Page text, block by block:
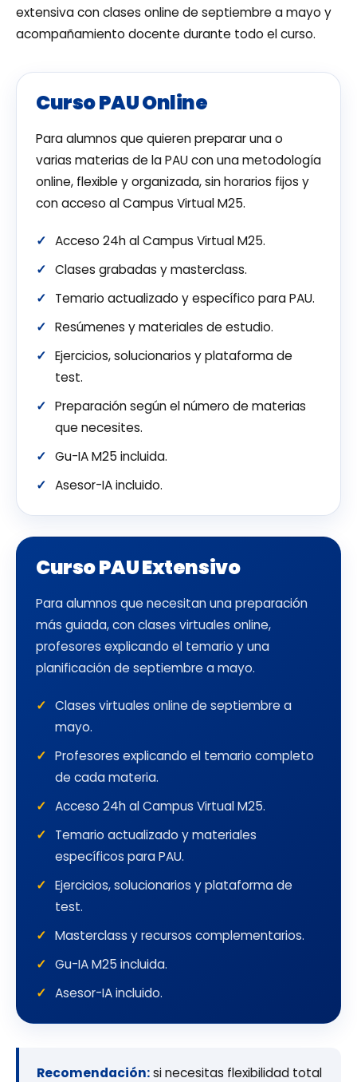
extensiva con clases online de septiembre a mayo y
acompañamiento docente durante todo el curso.
Curso PAU Online
Para alumnos que quieren preparar una o
varias materias de la PAU con una metodología
online, flexible y organizada, sin horarios fijos y
con acceso al Campus Virtual M25.
Acceso 24h al Campus Virtual M25.
Clases grabadas y masterclass.
Temario actualizado y específico para PAU.
Resúmenes y materiales de estudio.
Ejercicios, solucionarios y plataforma de
test.
Preparación según el número de materias
que necesites.
Gu-IA M25 incluida.
Asesor-IA incluido.
Curso PAU Extensivo
Para alumnos que necesitan una preparación
más guiada, con clases virtuales online,
profesores explicando el temario y una
planificación de septiembre a mayo.
Clases virtuales online de septiembre a
mayo.
Profesores explicando el temario completo
de cada materia.
Acceso 24h al Campus Virtual M25.
Temario actualizado y materiales
específicos para PAU.
Ejercicios, solucionarios y plataforma de
test.
Masterclass y recursos complementarios.
Gu-IA M25 incluida.
Asesor-IA incluido.
Recomendación:si necesitas flexibilidad total